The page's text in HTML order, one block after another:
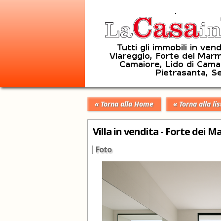
« Torna alla Home « Torna alla
Villa in vendita - Forte dei
Foto